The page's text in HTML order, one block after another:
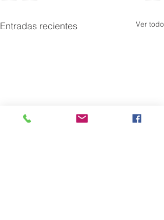
Entradas recientes Ver todo